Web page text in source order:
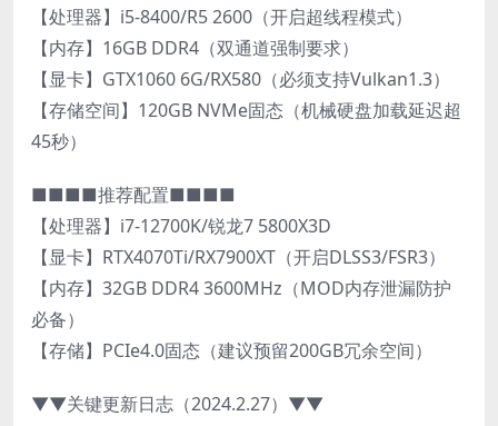
【处理器】i5-8400/R5 2600（开启超线程模式）
【内存】16GB DDR4（双通道强制要求）
【显卡】GTX1060 6G/RX580（必须支持Vulkan1.3）
【存储空间】120GB NVMe固态（机械硬盘加载延迟超
45秒）
■■■■推荐配置■■■■
【处理器】i7-12700K/锐龙7 5800X3D
【显卡】RTX4070Ti/RX7900XT（开启DLSS3/FSR3）
【内存】32GB DDR4 3600MHz（MOD内存泄漏防护
必备）
【存储】PCIe4.0固态（建议预留200GB冗余空间）
▼▼关键更新日志（2024.2.27）▼▼